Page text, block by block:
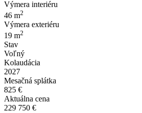
Výmera interiéru
46 m2
Výmera exteriéru
19 m2
Stav
Voľný
Kolaudácia
2027
Mesačná splátka
825 €
Aktuálna cena
229 750 €